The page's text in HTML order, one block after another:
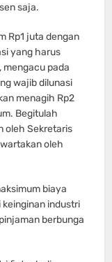
saja.
Rp1 juta dengan
yang harus
mengacu pada
wajib dilunasi
menagih Rp2
Begitulah
oleh Sekretaris
oleh
biaya
industri
berbunga